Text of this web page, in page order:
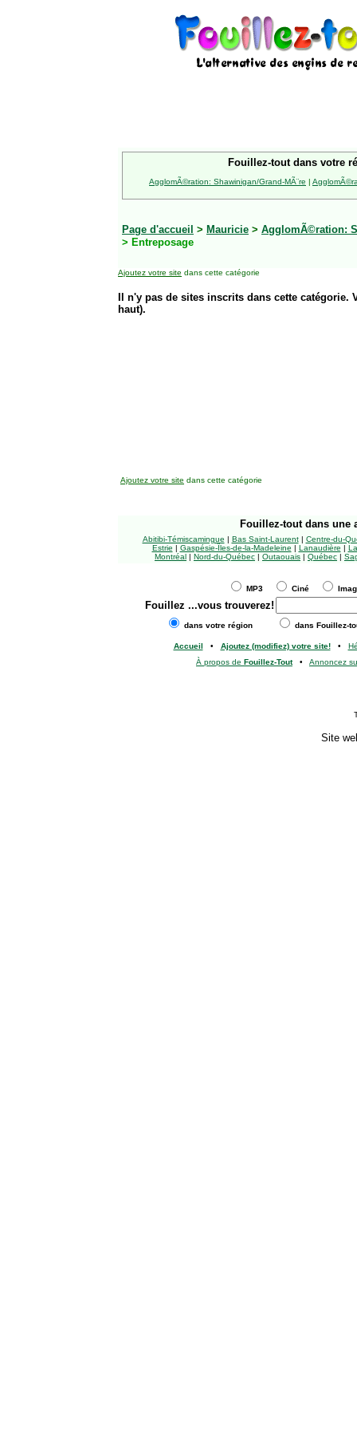
Fouillez-tout dans votre
AgglomÃ©ration: Shawinigan/Grand-MÃ¨re |
Page d'accueil > Mauricie > AgglomÃ©ration:
> Entreposage
Ajoutez votre site dans cette catégorie
Il n'y pas de sites inscrits dans cette
haut).
Ajoutez votre site dans cette catégorie
Fouillez-tout dans une
Abitibi-Témiscamingue | Bas Saint-Laurent| Centre-du-
Estrie | Gaspésie-Îles-de-la-Madeleine | Lanaudière |
Montréal | Nord-du-Québec | Outaouais | Québec |
MP3 Ciné
Fouillez ...vous trouverez!
dans votre région dans Fouillez-
Accueil • Ajoutez (modifiez) votre site!•
À propos de Fouillez-Tout• Annoncez
Site